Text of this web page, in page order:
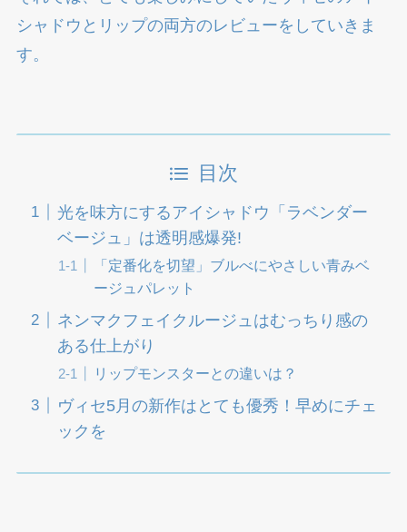
シャドウとリップの両方のレビューをしていきま
す。
目次
光を味方にするアイシャドウ「ラベンダー
ベージュ」は透明感爆発!
「定番化を切望」ブルべにやさしい青みベ
ージュパレット
ネンマクフェイクルージュはむっちり感の
ある仕上がり
リップモンスターとの違いは？
ヴィセ5月の新作はとても優秀！早めにチェ
ックを